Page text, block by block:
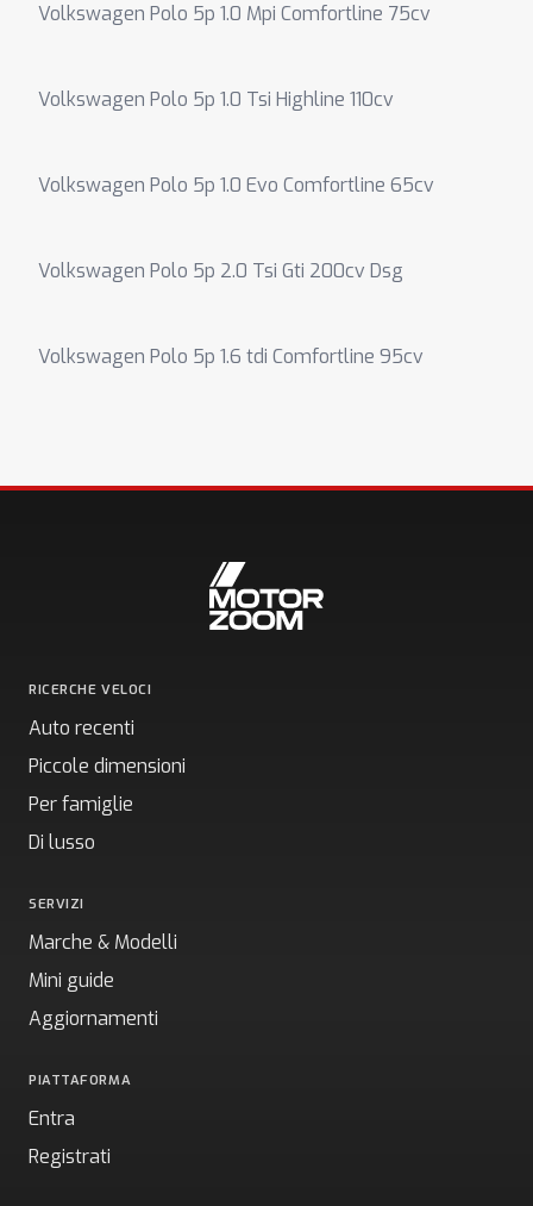
Volkswagen Polo 5p 1.0 Mpi Comfortline 75cv
Volkswagen Polo 5p 1.0 Tsi Highline 110cv
Volkswagen Polo 5p 1.0 Evo Comfortline 65cv
Volkswagen Polo 5p 2.0 Tsi Gti 200cv Dsg
Volkswagen Polo 5p 1.6 tdi Comfortline 95cv
RICERCHE VELOCI
Auto recenti
Piccole dimensioni
Per famiglie
Di lusso
SERVIZI
Marche & Modelli
Mini guide
Aggiornamenti
PIATTAFORMA
Entra
Registrati